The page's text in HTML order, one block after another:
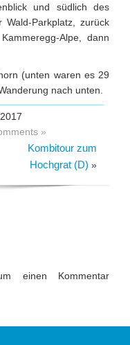
und südlich des
Parkplatz, zurück
Alpe, dann
(unten waren es 29
nach unten.
»
Kombitour zum
Hochgrat (D) »
einen Kommentar